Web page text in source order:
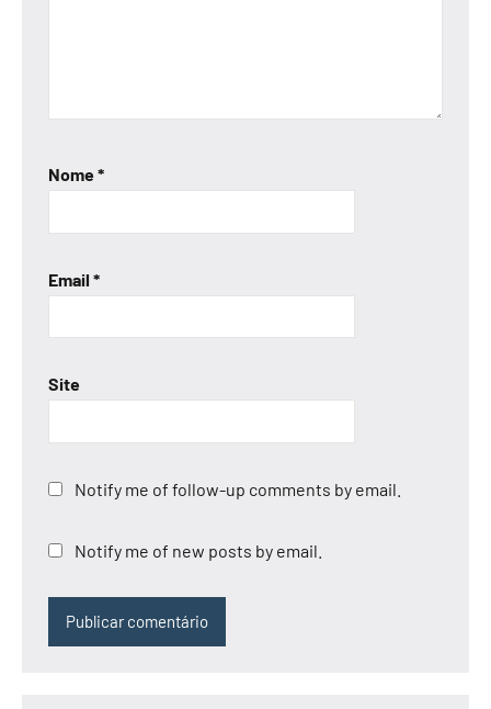
Nome*
Email *
Site
Notify me of follow-up comments by email.
Notify me of new posts by email.